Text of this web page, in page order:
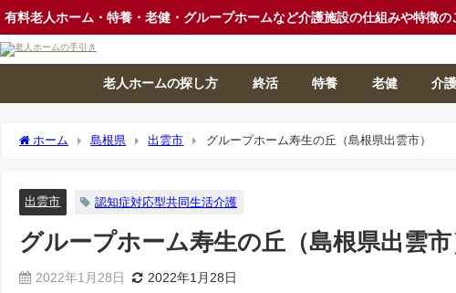
有料老人ホーム・特養・老健・グループホームなど介護施設の仕組みや特徴の
老人ホームの探し方 終活 特養 老健 介
ホーム 島根県 出雲市 グループホーム寿生の丘（島根県出雲市）
出雲市 認知症対応型共同生活介護
グループホーム寿生の丘（島根県出雲市
2022年1月28日 2022年1月28日